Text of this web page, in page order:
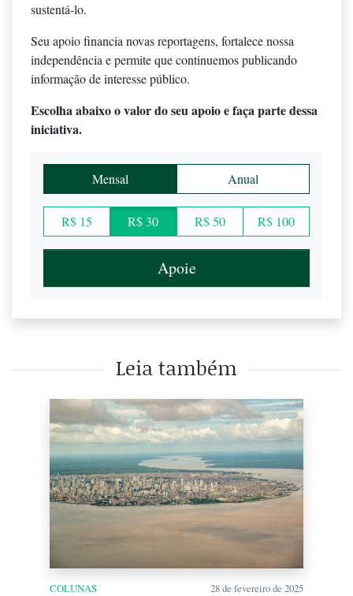
sustentá-lo.
Seu apoio financia novas reportagens, fortalece nossa
independência e permite que continuemos publicando
informação de interesse público.
Escolha abaixo o valor do seu apoio e faça parte dessa
iniciativa.
Mensal Anual
R$ 15 R$ 30 R$ 50 R$ 100
Apoie
Leia também
COLUNAS 28 de fevereiro de 2025